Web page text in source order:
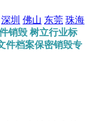
深圳 佛山 东莞 珠海
销毁 树立行业标
件档案保密销毁专